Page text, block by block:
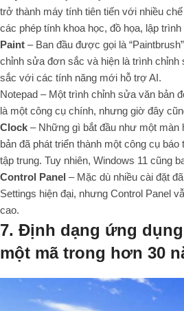
trở thành máy tính tiên tiến với nhiều
các phép tính khoa học, đồ họa, lập
Paint – Ban đầu được gọi là
chỉnh sửa đơn sắc và hiện là trình chỉnh
sắc với các tính năng mới hỗ trợ AI.
Notepad – Một trình chỉnh sửa văn bản
là một công cụ chính, nhưng giờ đây
Clock – Những gì bắt đầu như một màn
bản đã phát triển thành một công cụ
tập trung. Tuy nhiên, Windows 11 cũng
Control Panel – Mặc dù nhiều cài đặt
Settings hiện đại, nhưng Control Panel
cao.
7. Định dạng ứng
một mã trong hơn 30